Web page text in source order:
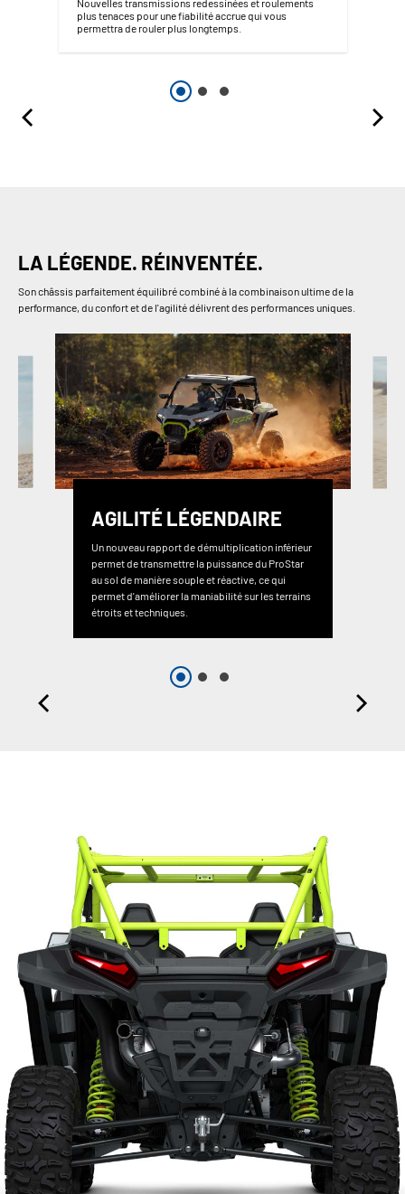
Nouvelles transmissions redessinées et roulements
plus tenaces pour une fiabilité accrue qui vous
permettra de rouler plus longtemps.
LA LÉGENDE. RÉINVENTÉE.
Son châssis parfaitement équilibré combiné à la combinaison ultime de la
performance, du confort et de l'agilité délivrent des performances uniques.
AGILITÉ LÉGENDAIRE
Un nouveau rapport de démultiplication inférieur
permet de transmettre la puissance du ProStar
au sol de manière souple et réactive, ce qui
permet d'améliorer la maniabilité sur les terrains
étroits et techniques.